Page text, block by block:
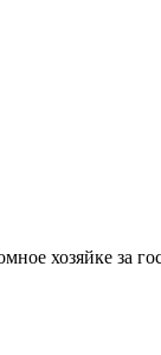
хозяйке за